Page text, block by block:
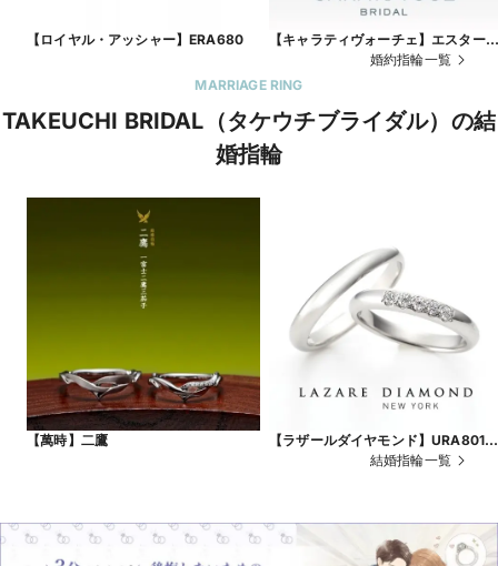
【ロイヤル・アッシャー】ERA680
【キャラティヴォーチェ】エスターテ
婚約指輪一覧
MARRIAGE RING
TAKEUCHI BRIDAL（タケウチブライダル）の結
婚指輪
【萬時】二鷹
【ラザールダイヤモンド】URA801／
結婚指輪一覧